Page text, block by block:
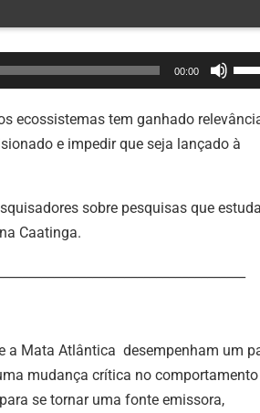
00:00
Use
as
para
para
o
ecossistemas tem ganhado
e impedir que seja lançado à
sobre pesquisas que
Caatinga.
a Mata Atlântica desempenham um
mudança crítica no
se tornar uma fonte emissora,